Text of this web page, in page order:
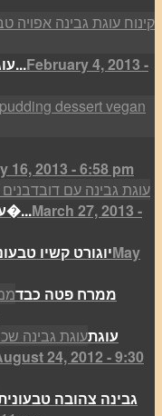
עוגת גבינה עם קרם תותים לוולנט...February 4, 2013 -
16, 2013 - 6:58 pm
(עוגת גבינה ודובדבנים (טפינה ט�...March 27, 2013 -
יוגורט קשיוMay
ממרח פטה כבד
עוגת
24, 2012 - 9:30
גבינה צהובה